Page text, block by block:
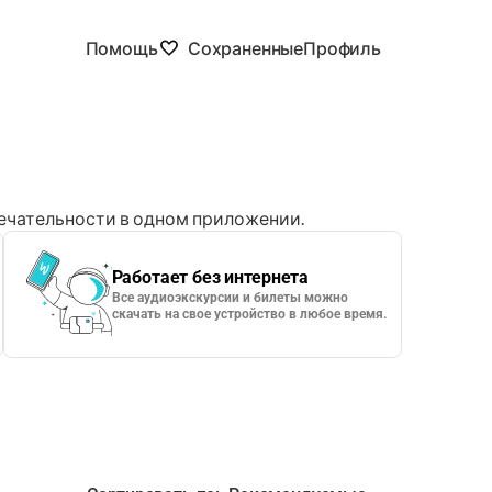
Помощь СохраненныеПрофиль
в одном приложении.
Работает без интернета
Все аудиоэкскурсии и билеты можно
скачать на свое устройство в любое время.